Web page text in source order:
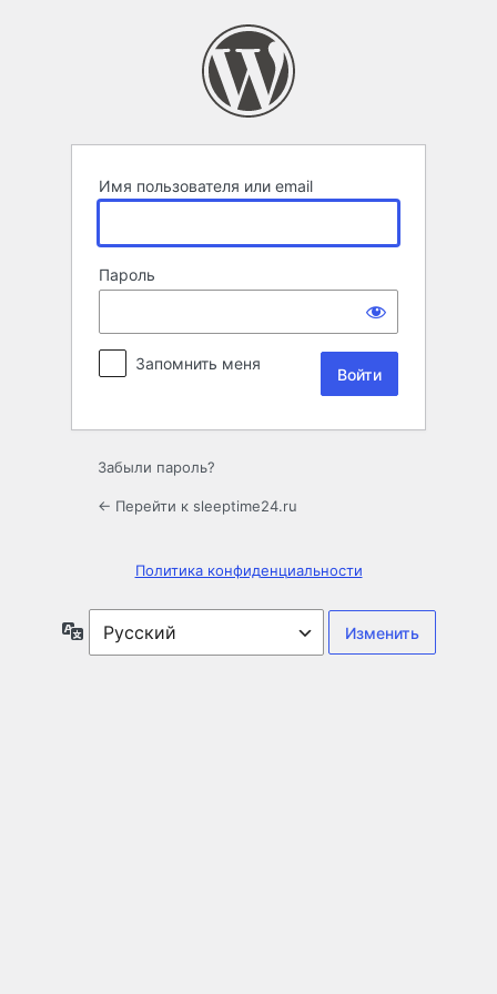
Имя пользователя или email
Пароль
Запомнить меня
Забыли пароль?
← Перейти к sleeptime24.ru
Политика конфиденциальности
Язык